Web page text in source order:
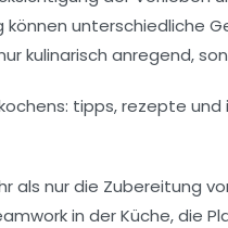
können unterschiedliche
kulinarisch anregend,
als nur die Zubereitung
in derKüche, die